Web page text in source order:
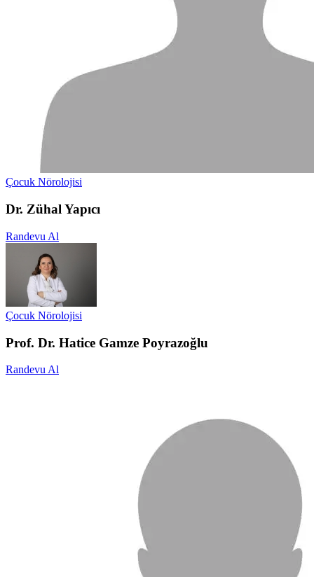
Çocuk Nörolojisi
Dr. Zühal Yapıcı
Randevu Al
Çocuk Nörolojisi
Prof. Dr. Hatice Gamze Poyrazoğlu
Randevu Al